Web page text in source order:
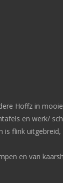
Hoffz in
en werk/
flink
en van